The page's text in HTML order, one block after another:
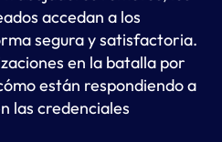
accedan a los
segura y satisfactoria.
en la batalla por
están respondiendo a
las credenciales